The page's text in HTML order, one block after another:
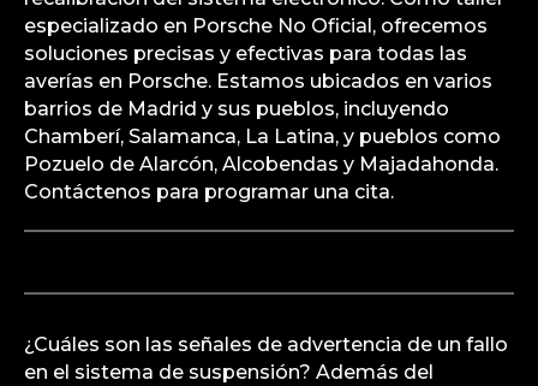
especializado en Porsche No Oficial, ofrecemos
soluciones precisas y efectivas para todas las
averías en Porsche. Estamos ubicados en varios
barrios de Madrid y sus pueblos, incluyendo
Chamberí, Salamanca, La Latina, y pueblos como
Pozuelo de Alarcón, Alcobendas y Majadahonda.
Contáctenos para programar una cita.
¿Cuáles son las señales de advertencia de un fallo
en el sistema de suspensión? Además del